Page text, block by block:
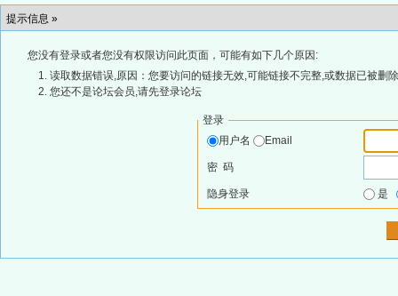
提示信息 »
您没有登录或者您没有权限访问此页面，可能有如下几个原因:
读取数据错误,原因：您要访问的链接无效,可能链接不完整,或数据已被删
您还不是论坛会员,请先登录论坛
登录
用户名
Email
密 码
隐身登录 是